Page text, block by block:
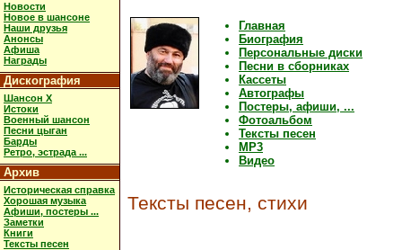
Новости
Новое в шансоне
Наши друзья
Анонсы
Афиша
Награды
Дискография
Шансон X
Истоки
Военный шансон
Песни цыган
Барды
Ретро, эстрада ...
Архив
Историческая справка
Хорошая музыка
Афиши, постеры ...
Заметки
Книги
Тексты песен
Главная
Биография
Персональные диски
Песни в сборниках
Кассеты
Автографы
Постеры, афиши, ...
Фотоальбом
Тексты песен
MP3
Видео
Тексты песен, стихи